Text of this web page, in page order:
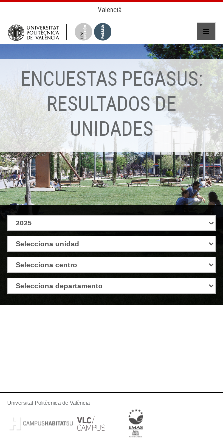
Valencià
ENCUESTAS PEGASUS:
RESULTADOS DE
UNIDADES
Universitat Politècnica de València